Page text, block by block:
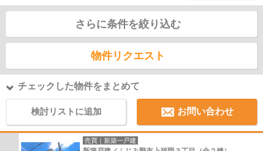
さらに条件を絞り込む
物件リクエスト
チェックした物件をまとめて
検討リストに追加 お問い合わせ
売買｜新築一戸建